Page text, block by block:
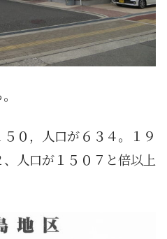
０，人口が６３４。１９
人口が１５０７と倍以上